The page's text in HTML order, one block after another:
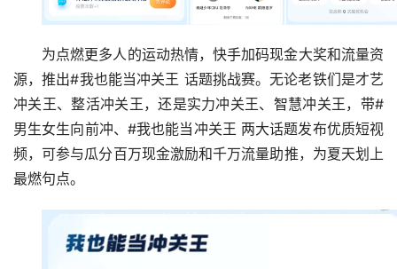
为点燃更多人的运动热情，快手加码现金大奖和流量资
源，推出#我也能当冲关王 话题挑战赛。无论老铁们是才艺
冲关王、整活冲关王，还是实力冲关王、智慧冲关王，带#
男生女生向前冲、#我也能当冲关王 两大话题发布优质短视
频，可参与瓜分百万现金激励和千万流量助推，为夏天划上
最燃句点。